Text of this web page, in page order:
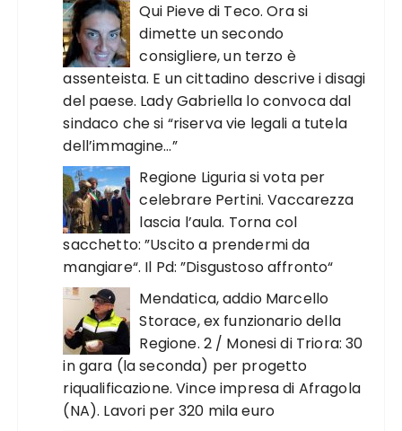
Qui Pieve di Teco. Ora si
dimette un secondo
consigliere, un terzo è
assenteista. E un cittadino descrive i disagi
del paese. Lady Gabriella lo convoca dal
sindaco che si “riserva vie legali a tutela
dell’immagine…”
Regione Liguria si vota per
celebrare Pertini. Vaccarezza
lascia l’aula. Torna col
sacchetto: ”Uscito a prendermi da
mangiare“. Il Pd: ”Disgustoso affronto“
Mendatica, addio Marcello
Storace, ex funzionario della
Regione. 2 / Monesi di Triora: 30
in gara (la seconda) per progetto
riqualificazione. Vince impresa di Afragola
(NA). Lavori per 320 mila euro